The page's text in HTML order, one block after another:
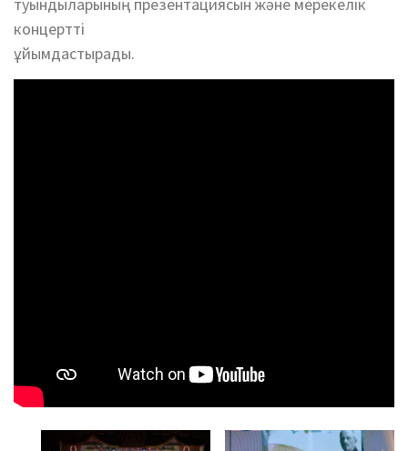
концертті
ұйымдастырады.